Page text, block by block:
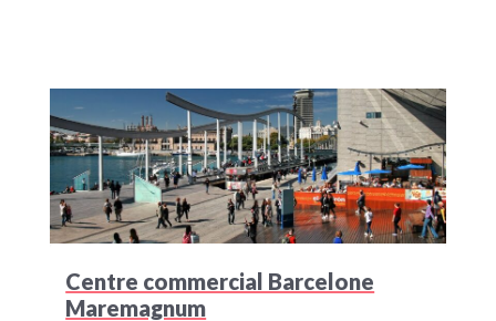
Centre commercial Barcelone
Maremagnum